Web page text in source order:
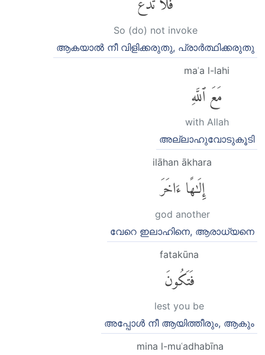
So (do) not invoke
ആകയാല്‍ നീ വിളിക്കരുതു, പ്രാര്‍ത്ഥിക്കരുതു
maʿa l-lahi
مَعَ ٱللَّهِ
with Allah
അല്ലാഹുവോടുകൂടി
ilāhan ākhara
إِلَٰهًا ءَاخَرَ
god another
വേറെ ഇലാഹിനെ, ആരാധ്യനെ
fatakūna
فَتَكُونَ
lest you be
അപ്പോള്‍ നീ ആയിത്തീരും, ആകും
mina l-muʿadhabīna